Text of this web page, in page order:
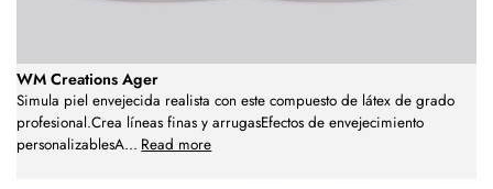
WM Creations Ager
Simula piel envejecida realista con este compuesto de látex de grado
profesional.Crea líneas finas y arrugasEfectos de envejecimiento
personalizablesA... Read more